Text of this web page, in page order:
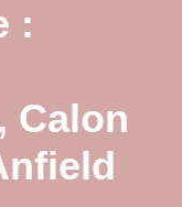
:
Calon